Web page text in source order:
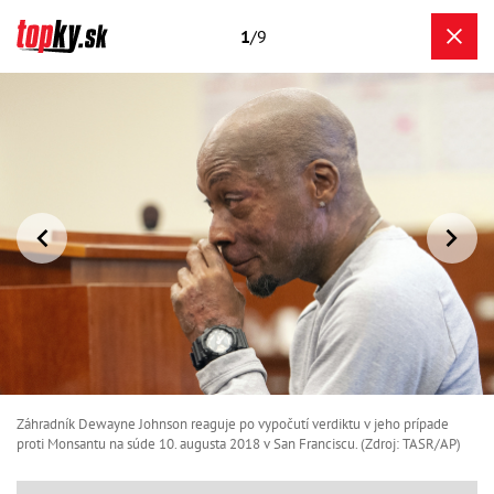
1/9
Záhradník Dewayne Johnson reaguje po vypočutí verdiktu v jeho prípade
proti Monsantu na súde 10. augusta 2018 v San Franciscu. (Zdroj: TASR/AP)